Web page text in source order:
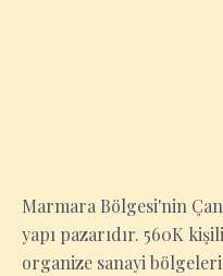
Marmara Bölgesi'nin
yapı pazarıdır. 560K
organize sanayi